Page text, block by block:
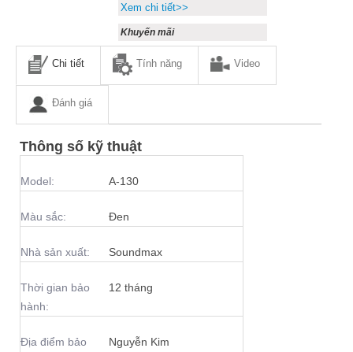
Xem chi tiết>>
Khuyến mãi
Chi tiết Tính năng Video
Đánh giá
Thông số kỹ thuật
Model: A-130
Màu sắc: Đen
Nhà sản xuất: Soundmax
Thời gian bảo
hành:
12 tháng
Địa điểm bảo
Nguyễn Kim